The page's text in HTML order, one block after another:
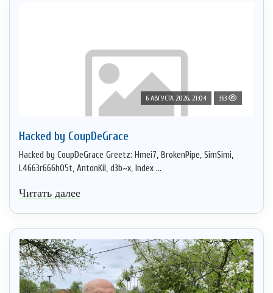
6 АВГУСТА 2026, 21:04 363
Hacked by CoupDeGrace
Hacked by CoupDeGrace Greetz: Hmei7, BrokenPipe, SimSimi,
L4663r666h05t, AntonKil, d3b~x, Index ...
Читать далее